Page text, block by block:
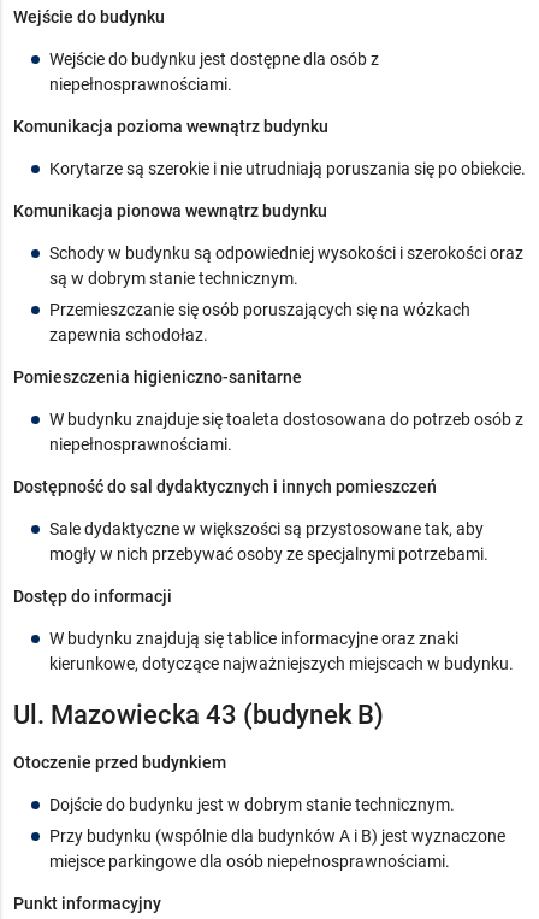
Wejście do budynku
Wejście do budynku jest dostępne dla osób z
niepełnosprawnościami.
Komunikacja pozioma wewnątrz budynku
Korytarze są szerokie i nie utrudniają poruszania się po obiekcie.
Komunikacja pionowa wewnątrz budynku
Schody w budynku są odpowiedniej wysokości i szerokości oraz
są w dobrym stanie technicznym.
Przemieszczanie się osób poruszających się na wózkach
zapewnia schodołaz.
Pomieszczenia higieniczno-sanitarne
W budynku znajduje się toaleta dostosowana do potrzeb osób z
niepełnosprawnościami.
Dostępność do sal dydaktycznych i innych pomieszczeń
Sale dydaktyczne w większości są przystosowane tak, aby
mogły w nich przebywać osoby ze specjalnymi potrzebami.
Dostęp do informacji
W budynku znajdują się tablice informacyjne oraz znaki
kierunkowe, dotyczące najważniejszych miejscach w budynku.
Ul. Mazowiecka 43 (budynek B)
Otoczenie przed budynkiem
Dojście do budynku jest w dobrym stanie technicznym.
Przy budynku (wspólnie dla budynków A i B) jest wyznaczone
miejsce parkingowe dla osób niepełnosprawnościami.
Punkt informacyjny